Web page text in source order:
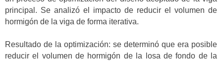
principal. Se analizó el impacto de reducir el volumen de
hormigón de la viga de forma iterativa.
Resultado de la optimización: se determinó que era posible
reducir el volumen de hormigón de la losa de fondo de la